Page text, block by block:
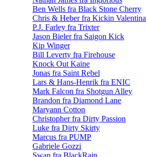
Ben Wells fra Black Stone Cherry
Chris & Heber fra Kickin Valentina
P.J. Farley fra Trixter
Jason Bieler fra Saigon Kick
Kip Winger
Bill Leverty fra Firehouse
Knock Out Kaine
Jonas fra Saint Rebel
Lars & Hans-Henrik fra ENIC
Mark Falcon fra Shotgun Alley
Brandon fra Diamond Lane
Maryann Cotton
Christopher fra Dirty Passion
Luke fra Dirty Skirty
Marcus fra PUMP
Gabriele Gozzi
Swan fra BlackRain